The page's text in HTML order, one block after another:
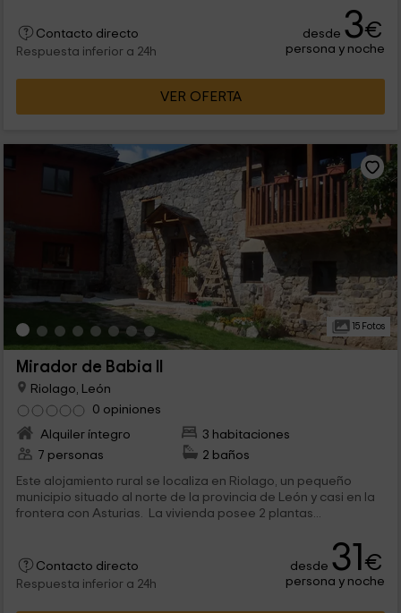
Contacto directo
Respuesta inferior a 24h
desde 3€
persona y noche
VER OFERTA
15 Fotos
Mirador de Babia II
Riolago, León
0 opiniones
Alquiler íntegro
3 habitaciones
7 personas
2 baños
Este alojamiento rural se localiza en Riolago, un pequeño
municipio situado al norte de la provincia de León y casi en la
frontera con Asturias. La vivienda posee 2 plantas...
Contacto directo
Respuesta inferior a 24h
desde 31€
persona y noche